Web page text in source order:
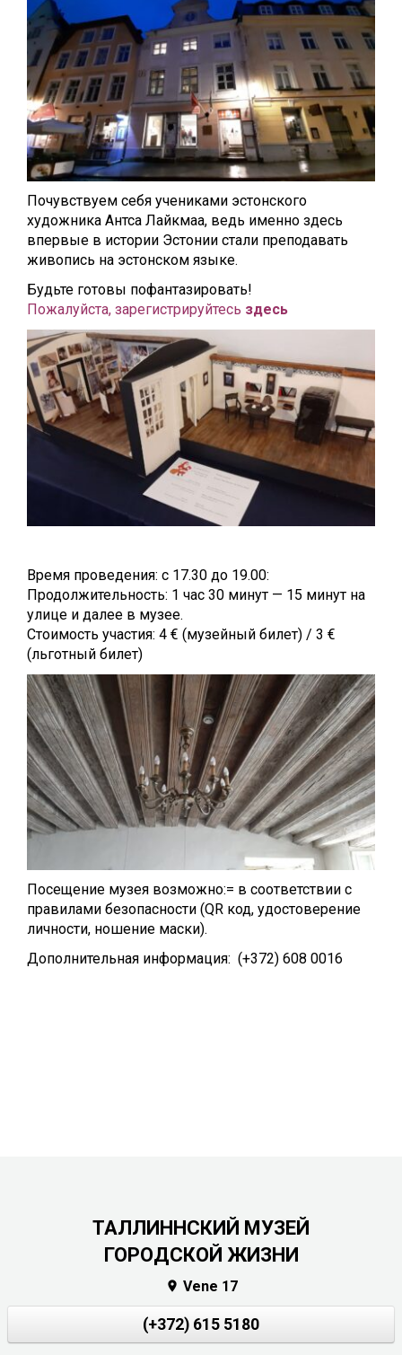
Почувствуем себя учениками эстонского
художника Антса Лайкмаа, ведь именно здесь
впервые в истории Эстонии стали преподавать
живопись на эстонском языке.
Будьте готовы пофантазировать!
Пожалуйста, зарегистрируйтесь здесь
Время проведения: с 17.30 до 19.00:
Продолжительность: 1 час 30 минут — 15 минут на
улице и далее в музее.
Стоимость участия: 4 € (музейный билет) / 3 €
(льготный билет)
Посещение музея возможно:= в соответствии с
правилами безопасности (QR код, удостоверение
личности, ношение маски).
Дополнительная информация: (+372) 608 0016
ТАЛЛИННСКИЙ МУЗЕЙ
ГОРОДСКОЙ ЖИЗНИ
 Vene 17
(+372) 615 5180